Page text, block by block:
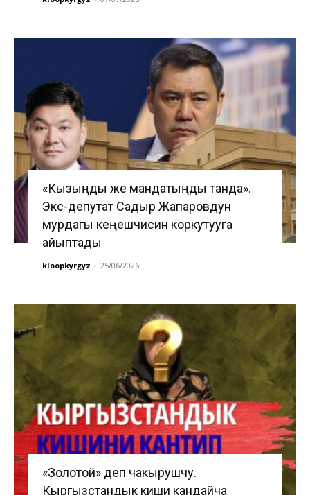
«Кызыңды же мандатыңды танда».
Экс-депутат Садыр Жапаровдун
мурдагы кеңешчисин коркутууга
айыптады
kloopkyrgyz - 25/06/2026
«Золотой» деп чакырушчу.
Кыргызстандык киши кандайча